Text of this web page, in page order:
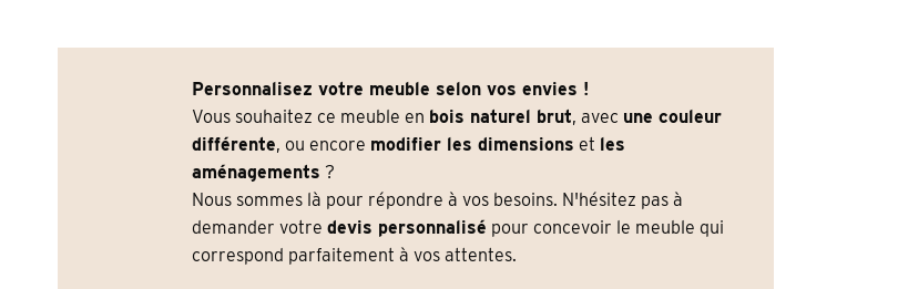
Personnalisez votre meuble selon vos envies !
Vous souhaitez ce meuble en bois naturel brut, avec une couleur
différente, ou encore modifier les dimensions et les
aménagements ?
Nous sommes là pour répondre à vos besoins. N'hésitez pas à
demander votredevis personnalisé pour concevoir le meuble qui
correspond parfaitement à vos attentes.